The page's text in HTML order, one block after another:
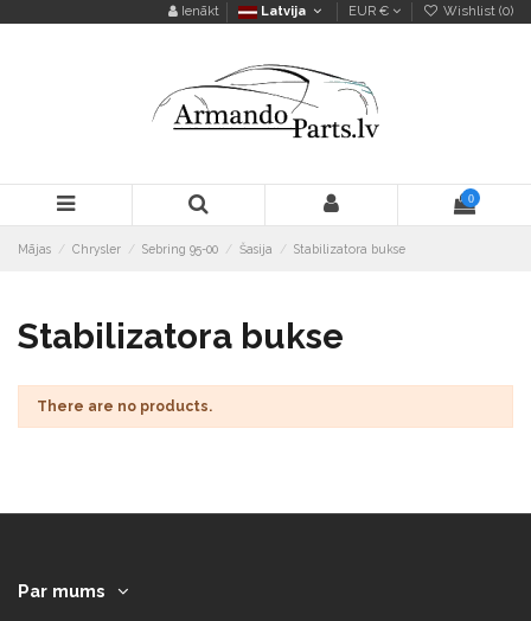
Ienākt Latvija EUR € Wishlist (0)
0
Mājas Chrysler Sebring 95-00 Šasija Stabilizatora bukse
Stabilizatora bukse
There are no products.
Par mums